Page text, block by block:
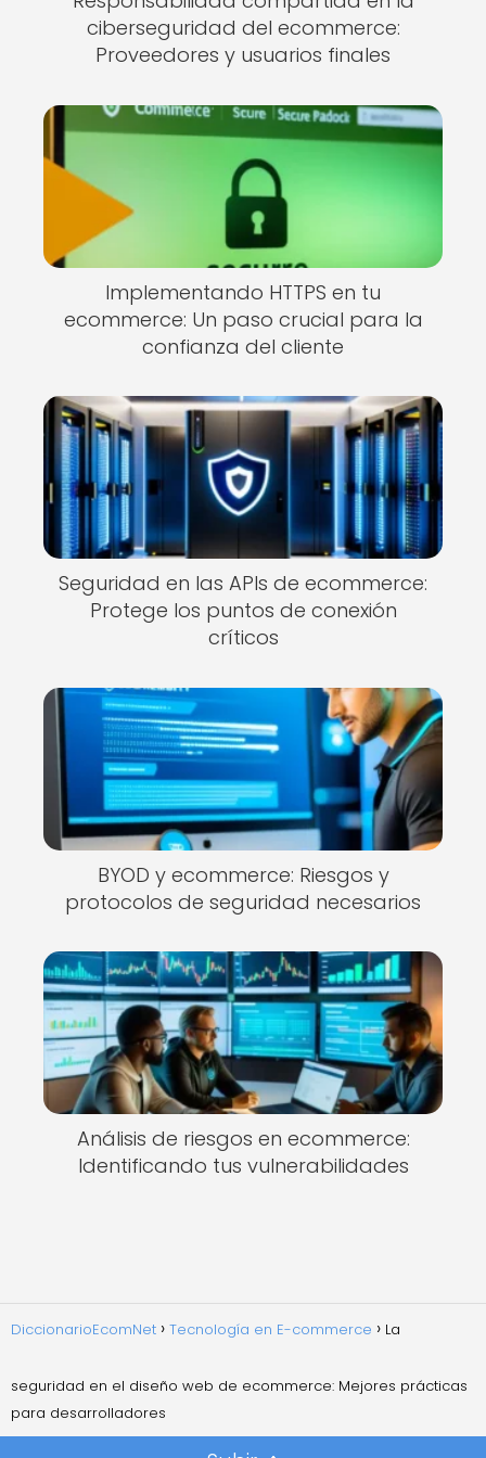
ciberseguridad del ecommerce:
Proveedores y usuarios finales
Implementando HTTPS en tu
ecommerce: Un paso crucial para la
confianza del cliente
Seguridad en las APIs de ecommerce:
Protege los puntos de conexión
críticos
BYOD y ecommerce: Riesgos y
protocolos de seguridad necesarios
Análisis de riesgos en ecommerce:
Identificando tus vulnerabilidades
DiccionarioEcomNet Tecnología en E-commerce La
seguridad en el diseño web de ecommerce: Mejores prácticas
para desarrolladores